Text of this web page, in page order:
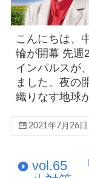
こんにちは、
輪が開幕 先週
インパルスが
ました。夜の
織りなす地球
2021年7月26日
vol.65